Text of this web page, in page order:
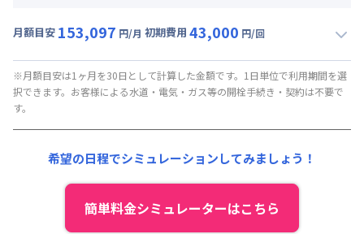
光熱費他 : 24,000円/月 (800円/日) (税抜)
その他費用 :
火災保険料: 1,000円/月
初期費用
保証料 : 10,000円/回
寝具セット : 5,000円/回 (税抜)
月額目安 153,097 円/月 初期費用 43,000 円/回
月額賃料目安(30日利用)
賃料 : 114,270円/月 (3,809円/日) (税抜)
光熱費他 :
その他費用 :
火災保険料: 1,000円/月
事務手数料 : 10,000円/回 (税抜)
※月額目安は1ヶ月を30日として計算した金額です。1日単位で利用期間を選
択できます。お客様による水道・電気・ガス等の開栓手続き・契約は不要で
す。
希望の日程でシミュレーションしてみましょう！
簡単料金シミュレーターはこちら